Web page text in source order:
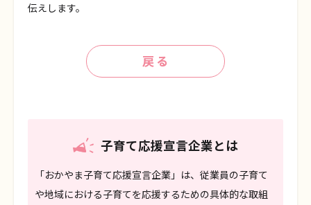
伝えします。
戻る
子育て応援宣言企業とは
「おかやま子育て応援宣言企業」は、従業員の子育て
や地域における子育てを応援するための具体的な取組